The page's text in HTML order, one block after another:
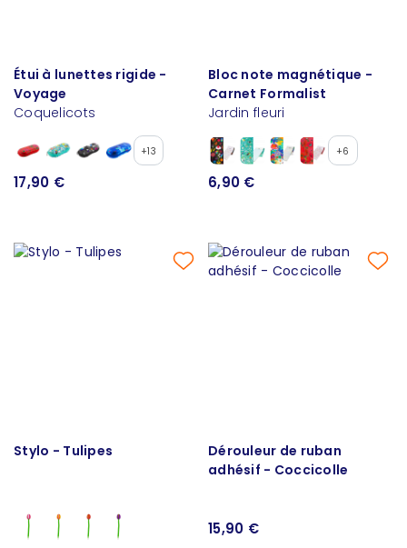
Étui à lunettes rigide -
Voyage
Coquelicots
+13
17,90 €
Bloc note magnétique -
Carnet Formalist
Jardin fleuri
+6
6,90 €
Stylo - Tulipes
Dérouleur de ruban
adhésif - Coccicolle
15,90 €